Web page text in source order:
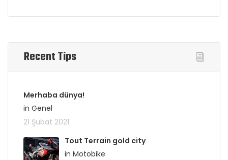
Recent Tips
Merhaba dünya!
in Genel
21 Şubat 2021
Tout Terrain gold city
in Motobike